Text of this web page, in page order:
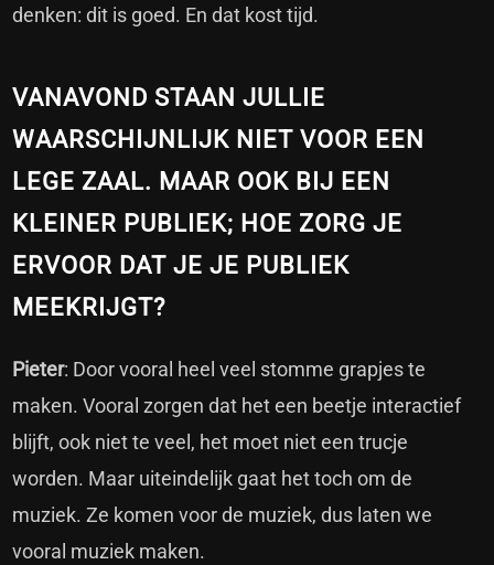
denken: dit is goed. En dat kost tijd.
VANAVOND STAAN JULLIE
WAARSCHIJNLIJK NIET VOOR EEN
LEGE ZAAL. MAAR OOK BIJ EEN
KLEINER PUBLIEK; HOE ZORG JE
ERVOOR DAT JE JE PUBLIEK
MEEKRIJGT?
Pieter: Door vooral heel veel stomme grapjes te
maken. Vooral zorgen dat het een beetje interactief
blijft, ook niet te veel, het moet niet een trucje
worden. Maar uiteindelijk gaat het toch om de
muziek. Ze komen voor de muziek, dus laten we
vooral muziek maken.